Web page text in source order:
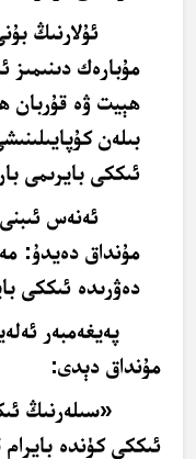
ئۇلارنىڭ
مۇبارەك دىنىمىز
ھېيت ۋە قۇربان
بىلەن
ئىككى بايرىمى
ئەنەس
مۇنداق دەيدۇ:
دەۋرىدە ئىككى
پەيغەمبەر
مۇنداق دېدى:
«سىلەرنىڭ
ئىككى كۈندە بايرام